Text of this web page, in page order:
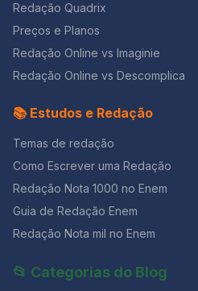
trombeta, anunciou: vai
pesado pra mulher, esta
Aceito os subterfúgios que me
mentir. Não sou tão feia que
Rio de Janeiro uma beleza e
sina. Inauguro linhagens,
amargura. Minha tristeza não
vontade de alegria, sua raiz
coxo na vida é maldição pra
desdobrável. Percebeu que este poema é inspirado
no “Poema de Sete Faces”,
fato de ser mulher. Se a forma
participação da mulher na
desdobrável.” É curto e tem
Decore alguns versos dessas
o seu equilíbrio físico e
Forma, Ed. 309 set. 2012 –
correta. a)A menstruação é
descamação do endométrio,
sangramentos, que marca o
acontece a cada 28 dias,
menstruação não ocorre, pois
secreção do FSH (hormônio
impedindo a maturação de
b) É o período entre o início
seu final é chamado ciclo
(luteinizante) produzidos pelo
décimo quarto dia a partir do
Redação Quadrix
Preços e Planos
Redação Online vs Imaginie
Redação Online vs Descomplica
📚 Estudos e Redação
Temas de redação
Como Escrever uma Redação
Redação Nota 1000 no Enem
Guia de Redação Enem
Redação Nota mil no Enem
📂 Categorias do Blog